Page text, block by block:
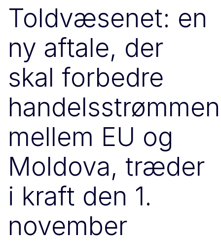
Toldvæsenet: en
ny aftale, der
skal forbedre
mellem EU og
Moldova, træder
i kraft den 1.
november